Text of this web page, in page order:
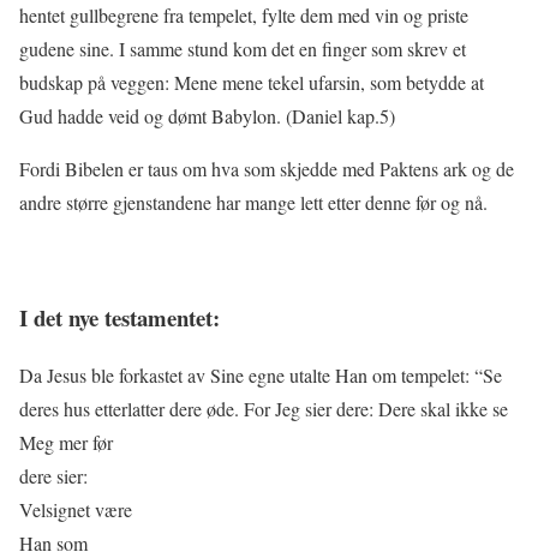
hentet gullbegrene fra tempelet, fylte dem med vin og priste
gudene sine. I samme stund kom det en finger som skrev et
budskap på veggen: Mene mene tekel ufarsin, som betydde at
Gud hadde veid og dømt Babylon. (Daniel kap.5)
Fordi Bibelen er taus om hva som skjedde med Paktens ark og de
andre større gjenstandene har mange lett etter denne før og nå.
I det nye testamentet:
Da Jesus ble forkastet av Sine egne utalte Han om tempelet: “Se
deres hus etterlatter dere øde. For Jeg sier dere: Dereskal ikke se
Meg mer før
dere sier:
Velsignet være
Han som